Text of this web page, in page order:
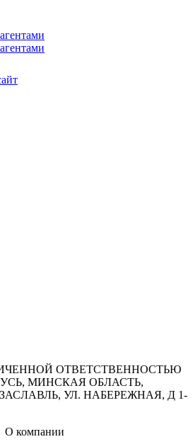
ОТВЕТСТВЕННОСТЬЮ
МИНСКАЯ ОБЛАСТЬ,
УЛ. НАБЕРЕЖНАЯ, Д 1-
О компании